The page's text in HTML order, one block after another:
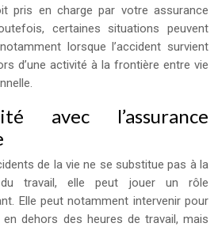
pris en charge par votre assurance
certaines situations peuvent
lorsque l’accident survient
d’une activité à la frontière entre vie
avec l’assurance
de la vie ne se substitue pas à la
du travail, elle peut jouer un rôle
Elle peut notamment intervenir pour
dehors des heures de travail, mais